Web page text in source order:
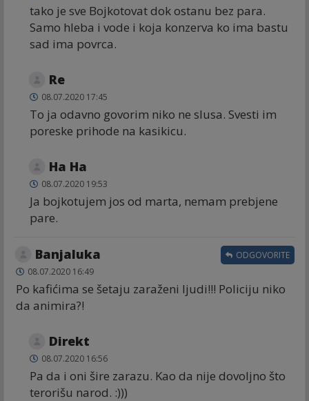
tako je sve Bojkotovat dok ostanu bez para.
Samo hleba i vode i koja konzerva ko ima bastu
sad ima povrca.
Re
08.07.2020 17:45
To ja odavno govorim niko ne slusa. Svesti im
poreske prihode na kasikicu.
Ha Ha
08.07.2020 19:53
Ja bojkotujem jos od marta, nemam prebjene
pare.
Banjaluka
08.07.2020 16:49
Po kafićima se šetaju zaraženi ljudi!!! Policiju niko
da animira?!
ODGOVORITE
Direkt
08.07.2020 16:56
Pa da i oni šire zarazu. Kao da nije dovoljno što
terorišu narod. :)))